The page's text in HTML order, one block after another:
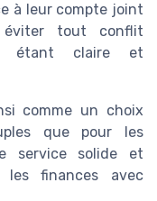
à leur compte joint
tout conflit
étant claire et
comme un choix
que pour les
service solide et
finances avec